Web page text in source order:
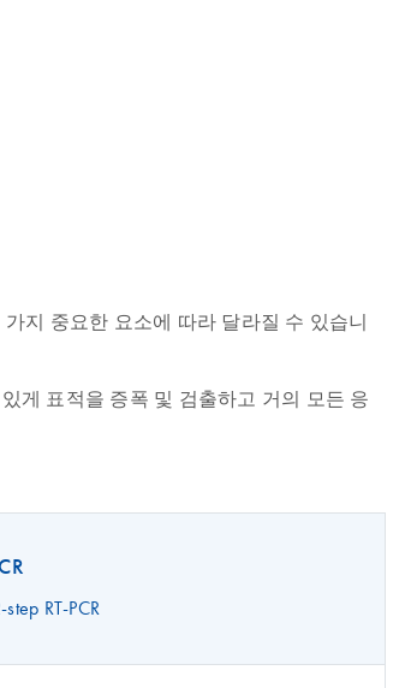
지 중요한 요소에 따라 달라질 수 있습니
게 표적을 증폭 및 검출하고 거의 모든 응
RT-PCR